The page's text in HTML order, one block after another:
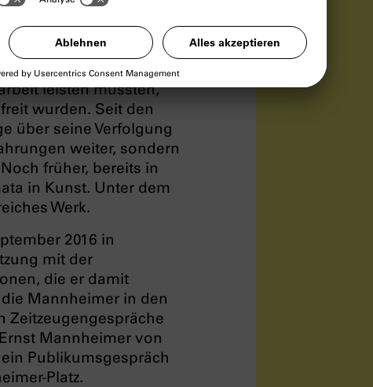
und Geschwistern
Auschwitz deportiert.
sowie die
Bruder Edgar wurden
leisten mussten,
wurden. Seit den
über seine Verfolgung
weiter, sondern
früher, bereits in
in Kunst. Unter dem
Werk.
2016 in
mit der
die er damit
Mannheimer in den
Zeitzeugengespräche
Mannheimer von
Publikumsgespräch
Platz.